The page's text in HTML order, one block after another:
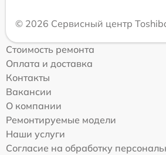
© 2026 Сервисный центр
Стоимость ремонта
Оплата и доставка
Контакты
Вакансии
О компании
Ремонтируемые модели
Наши услуги
Согласие на обработку